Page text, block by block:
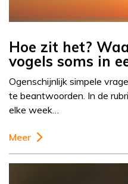
Hoe zit het?
vogels soms in
Ogenschijnlijk simpele
te beantwoorden. In de
elke week…
Meer